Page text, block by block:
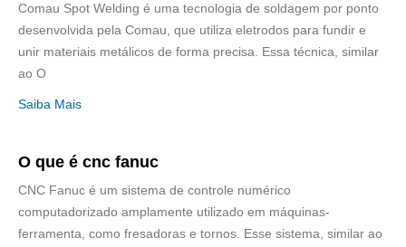
Comau Spot Welding é uma tecnologia de soldagem por ponto
desenvolvida pela Comau, que utiliza eletrodos para fundir e
unir materiais metálicos de forma precisa. Essa técnica, similar
ao O
Saiba Mais
O que é cnc fanuc
CNC Fanuc é um sistema de controle numérico
computadorizado amplamente utilizado em máquinas-
ferramenta, como fresadoras e tornos. Esse sistema, similar ao